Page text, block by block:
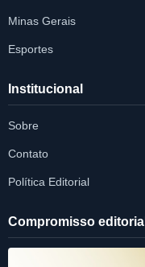
Minas Gerais
Esportes
Institucional
Sobre
Contato
Política Editorial
Compromisso editorial